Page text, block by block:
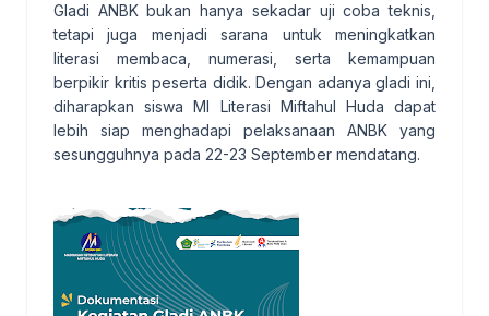
Gladi ANBK bukan hanya sekadar uji coba teknis,
tetapi juga menjadi sarana untuk meningkatkan
literasi membaca, numerasi, serta kemampuan
berpikir kritis peserta didik. Dengan adanya gladi ini,
diharapkan siswa MI Literasi Miftahul Huda dapat
lebih siap menghadapi pelaksanaan ANBK yang
sesungguhnya pada 22-23 September mendatang.